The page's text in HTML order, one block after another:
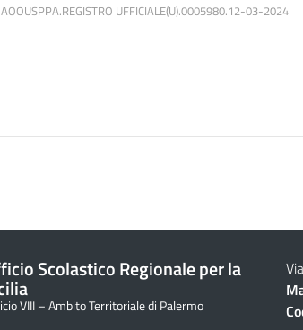
UFFICIALE(U).0005980.12-03-2024
Scolastico Regionale per la
VIII – Ambito Territoriale di Palermo